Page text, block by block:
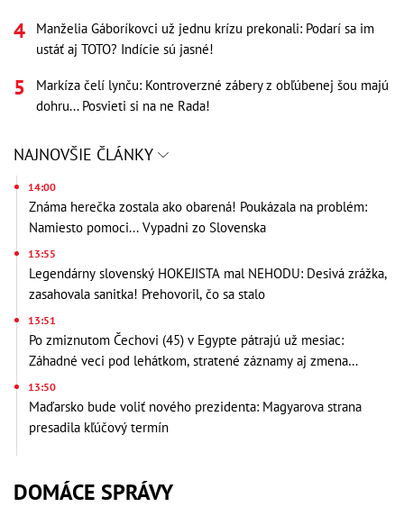
Manželia Gáboríkovci už jednu krízu prekonali: Podarí sa im
ustáť aj TOTO? Indície sú jasné!
Markíza čelí lynču: Kontroverzné zábery z obľúbenej šou majú
dohru... Posvieti si na ne Rada!
NAJNOVŠIE ČLÁNKY
14:00
Známa herečka zostala ako obarená! Poukázala na problém:
Namiesto pomoci... Vypadni zo Slovenska
13:55
Legendárny slovenský HOKEJISTA mal NEHODU: Desivá zrážka,
zasahovala sanitka! Prehovoril, čo sa stalo
13:51
Po zmiznutom Čechovi (45) v Egypte pátrajú už mesiac:
Záhadné veci pod lehátkom, stratené záznamy aj zmena
vypovede
13:50
Maďarsko bude voliť nového prezidenta: Magyarova strana
presadila kľúčový termín
DOMÁCE SPRÁVY